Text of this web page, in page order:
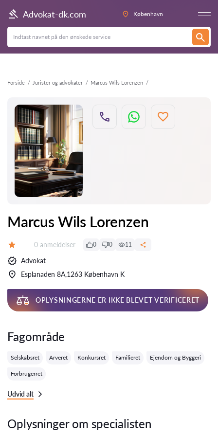
Advokat-dk.com København
Forside Jurister og advokater Marcus Wils Lorenzen
Tilbage
Marcus Wils Lorenzen
Anmeldelser:
0 anmeldelser 0 0 11
Advokat
Esplanaden 8A,1263 København K
OPLYSNINGERNE ER IKKE BLEVET VERIFICERET
Fagområde
Selskabsret Arveret Konkursret Familieret Ejendom og Byggeri
Forbrugerret
Udvid alt
Oplysninger om specialisten